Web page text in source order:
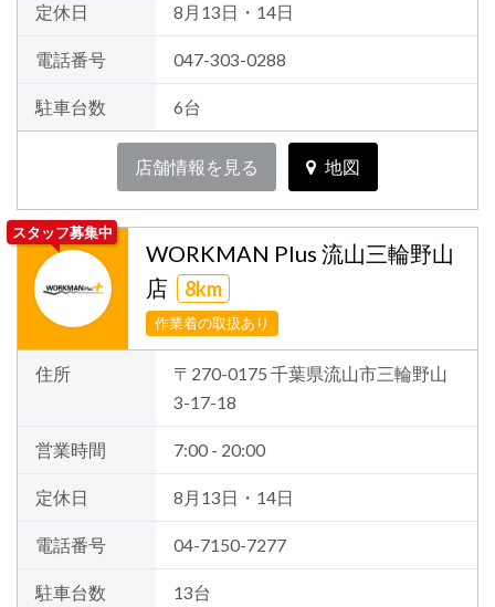
定休日 8月13日・14日
電話番号 047-303-0288
駐車台数 6台
店舗情報を見る 地図
スタッフ募集中
WORKMAN Plus 流山三輪野山
店
8km
作業着の取扱あり
住所
〒270-0175 千葉県流山市三輪野山
3-17-18
営業時間 7:00 - 20:00
定休日 8月13日・14日
電話番号 04-7150-7277
駐車台数 13台